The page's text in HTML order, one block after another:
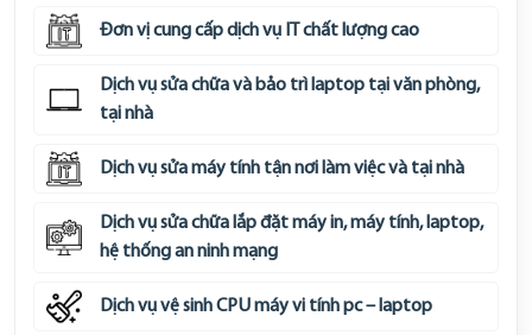
Đơn vị cung cấp dịch vụ IT chất lượng cao
Dịch vụ sửa chữa và bảo trì laptop tại văn phòng,
tại nhà
Dịch vụ sửa máy tính tận nơi làm việc và tại nhà
Dịch vụ sửa chữa lắp đặt máy in, máy tính, laptop,
hệ thống an ninh mạng
Dịch vụ vệ sinh CPU máy vi tính pc – laptop